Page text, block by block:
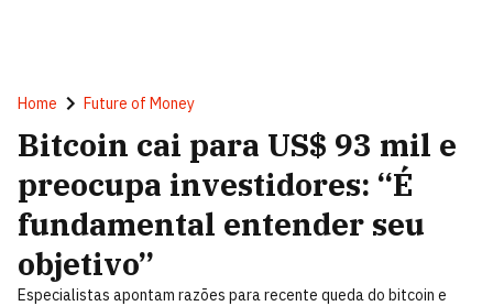
Home Future of Money
Bitcoin cai para US$ 93 mil e
preocupa investidores: “É
fundamental entender seu
objetivo”
Especialistas apontam razões para recente queda do bitcoin e